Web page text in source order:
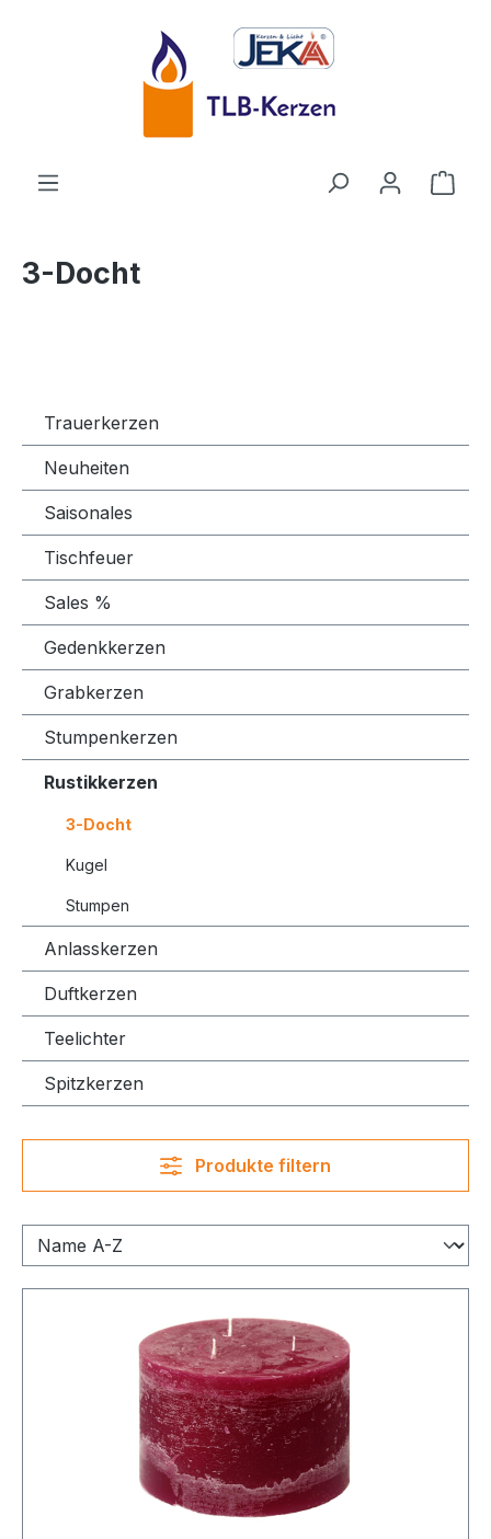
Zum Hauptinhalt springen
3-Docht
Trauerkerzen
Neuheiten
Saisonales
Tischfeuer
Sales %
Gedenkkerzen
Grabkerzen
Stumpenkerzen
Rustikkerzen
3-Docht
Kugel
Stumpen
Anlasskerzen
Duftkerzen
Teelichter
Spitzkerzen
Produkte filtern